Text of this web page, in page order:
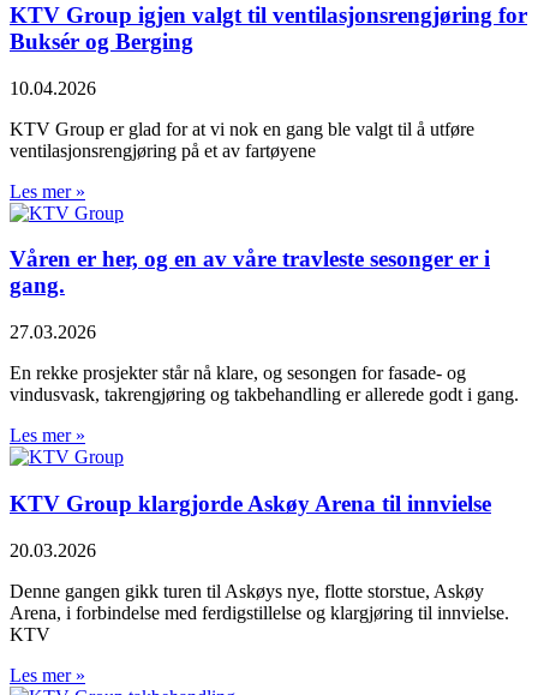
KTV Group igjen valgt til ventilasjonsrengjøring for
Buksér og Berging
10.04.2026
KTV Group er glad for at vi nok en gang ble valgt til å utføre
ventilasjonsrengjøring på et av fartøyene
Les mer »
Våren er her, og en av våre travleste sesonger er i
gang.
27.03.2026
En rekke prosjekter står nå klare, og sesongen for fasade- og
vindusvask, takrengjøring og takbehandling er allerede godt i gang.
Les mer »
KTV Group klargjorde Askøy Arena til innvielse
20.03.2026
Denne gangen gikk turen til Askøys nye, flotte storstue, Askøy
Arena, i forbindelse med ferdigstillelse og klargjøring til innvielse.
KTV
Les mer »